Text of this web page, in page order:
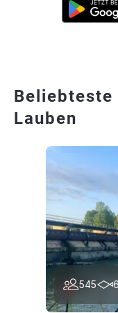
Beliebteste
Lauben
545